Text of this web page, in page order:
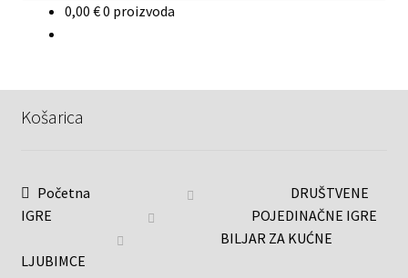
0,00 €0 proizvoda
Košarica
Početna
DRUŠTVENE
IGRE
POJEDINAČNE IGRE
BILJAR ZA KUĆNE
LJUBIMCE